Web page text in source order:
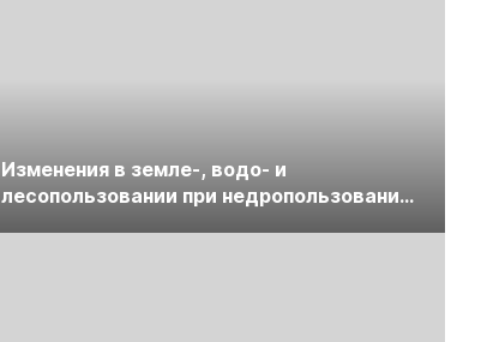
Изменения в земле-, водо- и
лесопользовании при недропользовании